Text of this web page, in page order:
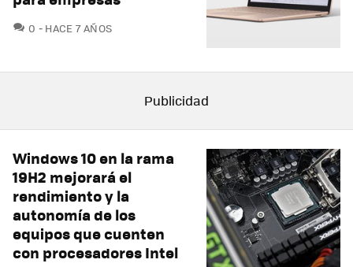
0 COMENTARIOS
HACE 7 AÑOS
Windows 10 en la rama
19H2 mejorará el
rendimiento y la
autonomía de los
equipos que cuenten
con procesadores Intel